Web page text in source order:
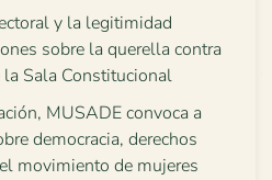
y la legitimidad
sobre la querella contra
Sala Constitucional
MUSADE convoca a
democracia, derechos
movimiento de mujeres